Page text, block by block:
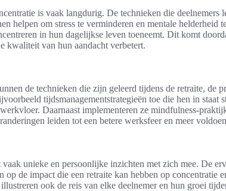
is vaak langdurig. De technieken die deelnemers
helpen om stress te verminderen en mentale helderheid
in hun dagelijkse leven toeneemt. Dit komt
kwaliteit van hun aandacht verbetert.
de technieken die zijn geleerd tijdens de retraite, de
tijdsmanagementstrategieën toe die hen in staat
Daarnaast implementeren ze mindfulness-
leiden tot een betere werksfeer en meer
vaak unieke en persoonlijke inzichten met zich mee. De
op de impact die een retraite kan hebben op concentratie
ook de reis van elke deelnemer en hun groei